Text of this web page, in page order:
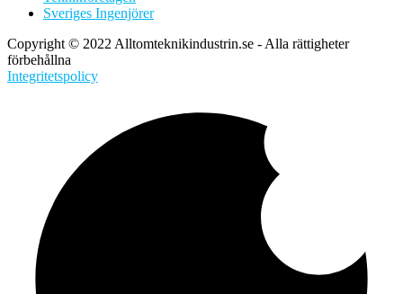
Sveriges Ingenjörer
Copyright © 2022 Alltomteknikindustrin.se - Alla rättigheter
förbehållna
Integritetspolicy